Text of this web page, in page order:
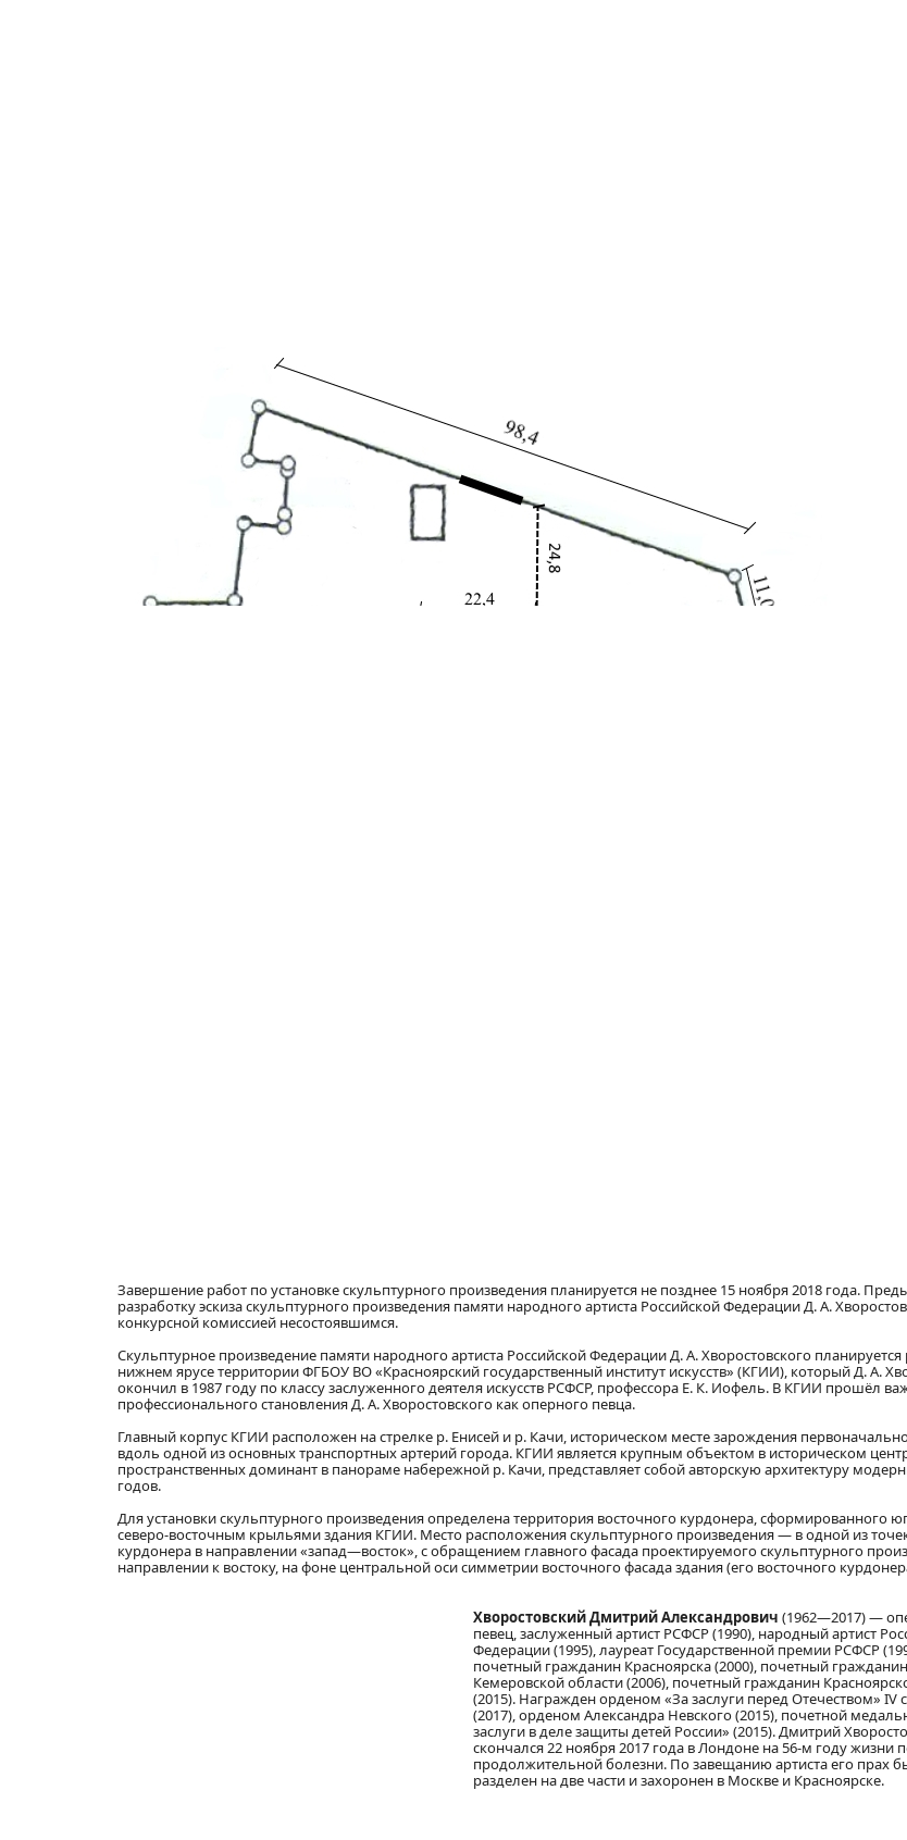
Завершение работ по установке скульптурного произведения планируется не позднее 15 ноября 2018 года.
разработку эскиза скульптурного произведения памяти народного артиста Российской Федерации Д. А.
конкурсной комиссией несостоявшимся.
Скульптурное произведение памяти народного артиста Российской Федерации Д. А. Хворостовского
нижнем ярусе территории ФГБОУ ВО «Красноярский государственный институт искусств» (КГИИ), который Д. А.
окончил в 1987 году по классу заслуженного деятеля искусств РСФСР, профессора Е. К. Иофель. В КГИИ прошёл
профессионального становления Д. А. Хворостовского как оперного певца.
Главный корпус КГИИ расположен на стрелке р. Енисей и р. Качи, историческом месте зарождения
вдоль одной из основных транспортных артерий города. КГИИ является крупным объектом в историческом
пространственных доминант в панораме набережной р. Качи, представляет собой авторскую архитектуру
годов.
Для установки скульптурного произведения определена территория восточного курдонера, сформированного
северо-восточным крыльями здания КГИИ. Место расположения скульптурного произведения — в одной из
курдонера в направлении «запад—восток», с обращением главного фасада проектируемого скульптурного
направлении к востоку, на фоне центральной оси симметрии восточного фасада здания (его восточного
Хворостовский Дмитрий Александрович (1962—2017) —
певец, заслуженный артист РСФСР (1990), народный артист
Федерации (1995), лауреат Государственной премии РСФСР
почетный гражданин Красноярска (2000), почетный гражданин
Кемеровской области (2006), почетный гражданин
(2015). Награжден орденом «За заслуги перед Отечеством» IV
(2017), орденом Александра Невского (2015), почетной
заслуги в деле защиты детей России» (2015). Дмитрий
скончался 22 ноября 2017 года в Лондоне на 56-м году жизни
продолжительной болезни. По завещанию артиста его прах
разделен на две части и захоронен в Москве и Красноярске.